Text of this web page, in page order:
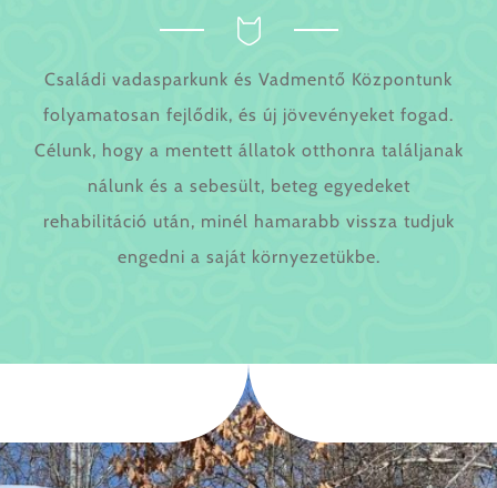
Családi vadasparkunk és Vadmentő Központunk
folyamatosan fejlődik, és új jövevényeket fogad.
Célunk, hogy a mentett állatok otthonra találjanak
nálunk és a sebesült, beteg egyedeket
rehabilitáció után, minél hamarabb vissza tudjuk
engedni a saját környezetükbe.